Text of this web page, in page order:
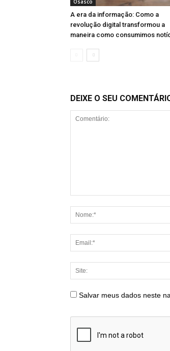
Osasco
A era da informação: Como a
revolução digital transformou a
maneira como consumimos
DEIXE O SEU
Salvar meus dados neste